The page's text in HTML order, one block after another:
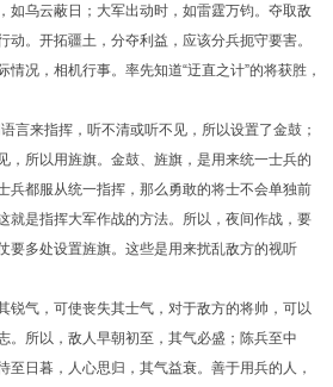
如乌云蔽日；大军出动时，如雷霆万钧。夺取敌
动。开拓疆土，分夺利益，应该分兵扼守要害。
况，相机行事。率先知道“迂直之计”的将获胜，
语言来指挥，听不清或听不见，所以设置了金鼓；
，所以用旌旗。金鼓、旌旗，是用来统一士兵的
兵都服从统一指挥，那么勇敢的将士不会单独前
就是指挥大军作战的方法。所以，夜间作战，要
要多处设置旌旗。这些是用来扰乱敌方的视听
锐气，可使丧失其士气，对于敌方的将帅，可以
。所以，敌人早朝初至，其气必盛；陈兵至中
至日暮，人心思归，其气益衰。善于用兵的人，